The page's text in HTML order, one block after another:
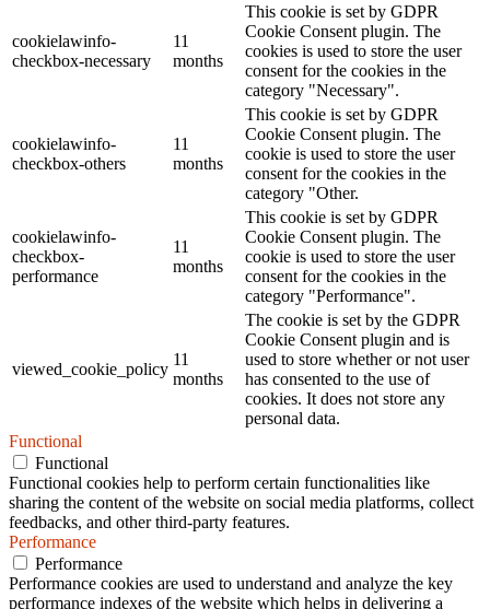
cookielawinfo-
checkbox-necessary
11
months
This cookie is set by GDPR
Cookie Consent plugin. The
cookies is used to store the user
consent for the cookies in the
category "Necessary".
cookielawinfo-
checkbox-others
11
months
This cookie is set by GDPR
Cookie Consent plugin. The
cookie is used to store the user
consent for the cookies in the
category "Other.
cookielawinfo-
checkbox-
performance
11
months
This cookie is set by GDPR
Cookie Consent plugin. The
cookie is used to store the user
consent for the cookies in the
category "Performance".
viewed_cookie_policy
11
months
The cookie is set by the GDPR
Cookie Consent plugin and is
used to store whether or not user
has consented to the use of
cookies. It does not store any
personal data.
Functional
Functional
Functional cookies help to perform certain functionalities like
sharing the content of the website on social media platforms, collect
feedbacks, and other third-party features.
Performance
Performance
Performance cookies are used to understand and analyze the key
performance indexes of the website which helps in delivering a